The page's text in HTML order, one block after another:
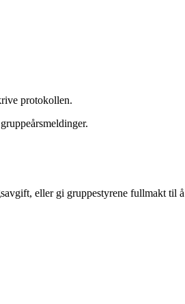
protokollen.
og saker.
eller gi gruppestyrene fullmakt til